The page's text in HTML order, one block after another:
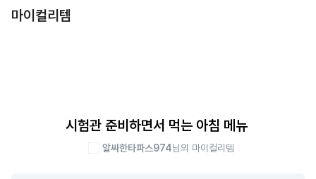
마이컬리템
시험관 준비하면서 먹는 아침 메뉴
알싸한타파스974님의 마이컬리템